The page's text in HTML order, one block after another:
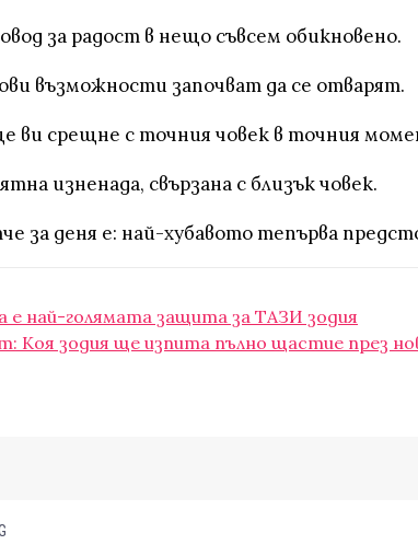
за радост в нещо съвсем обикновено.
възможности започват да се отварят.
ви срещне с точния човек в точния
изненада, свързана с близък човек.
за деня е: най-хубавото тепърва
най-голямата защита за ТАЗИ зодия
Коя зодия ще изпита пълно щастие през